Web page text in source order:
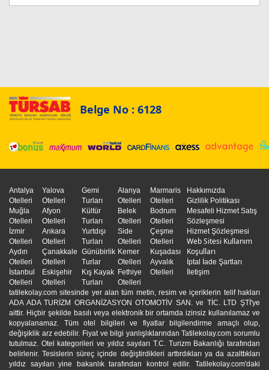
Belge No : 6128
Antalya
Otelleri
Muğla
Otelleri
İzmir
Otelleri
Aydın
Otelleri
İstanbul
Otelleri
Yalova
Otelleri
Afyon
Otelleri
Ankara
Otelleri
Çanakkale
Otelleri
Eskişehir
Otelleri
Gemi
Turları
Kültür
Turları
Yurtdışı
Turları
Günübirlik
Turlar
Kış Kayak
Turları
Alanya
Otelleri
Belek
Otelleri
Side
Otelleri
Kemer
Otelleri
Fethiye
Otelleri
Marmaris
Otelleri
Bodrum
Otelleri
Çeşme
Otelleri
Kuşadası
Ayvalık
Otelleri
Hakkımızda
Gizlilik Politikası
Mesafeli Hizmet Satış
Sözleşmesi
Hizmet Şözleşmesi
Web Sitesi Kullanım
Koşulları
İptal İade Şartları
İletişim
tatilekolay.com sitesinde yer alan tüm metin, resim ve içeriklerin telif hakları
ADA ADA TURİZM ORGANİZASYON OTOMOTİV SAN. ve TİC. LTD ŞTİ'ye
aittir. Hiçbir şekilde basılı veya elektronik bir ortamda izinsiz kullanılamaz ve
kopyalanamaz. Tüm otel bilgileri ve fiyatlar bilgilendirme amaçlı olup,
değişiklik arz edebilir. Fiyat ve bilgi yanlışlıklarından Tatilekolay.com sorumlu
tutulmaz. Otel kategorileri ve yıldız sayıları T.C. Turizm Bakanlığı tarafından
belirlenir. Tesislerin süreç içinde değiştirdikleri arttırdıkları ya da azalttıkları
yıldız sayıları yine bakanlık tarafından kontrol edilir. Tatilekolay.com'daki